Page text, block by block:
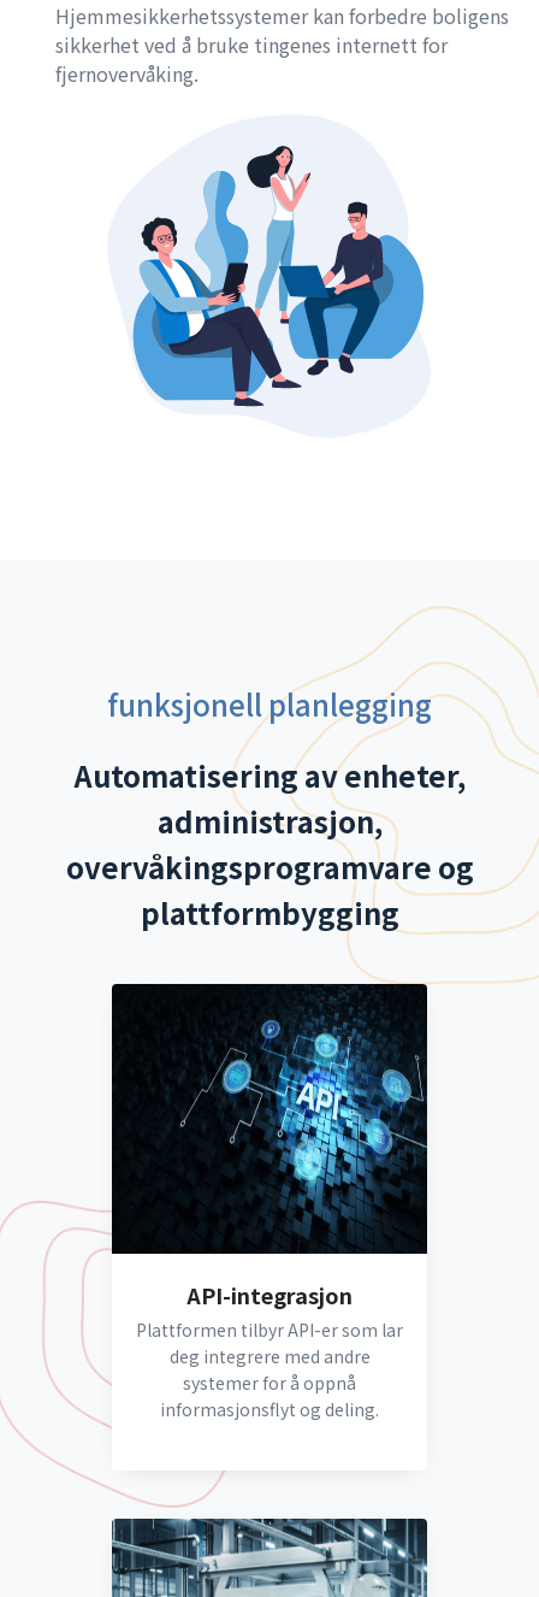
Hjemmesikkerhetssystemer kan forbedre boligens
sikkerhet ved å bruke tingenes internett for
fjernovervåking.
funksjonell planlegging
Automatisering av enheter,
administrasjon,
overvåkingsprogramvare og
plattformbygging
API-integrasjon
Plattformen tilbyr API-er som lar
deg integrere med andre
systemer for å oppnå
informasjonsflyt og deling.